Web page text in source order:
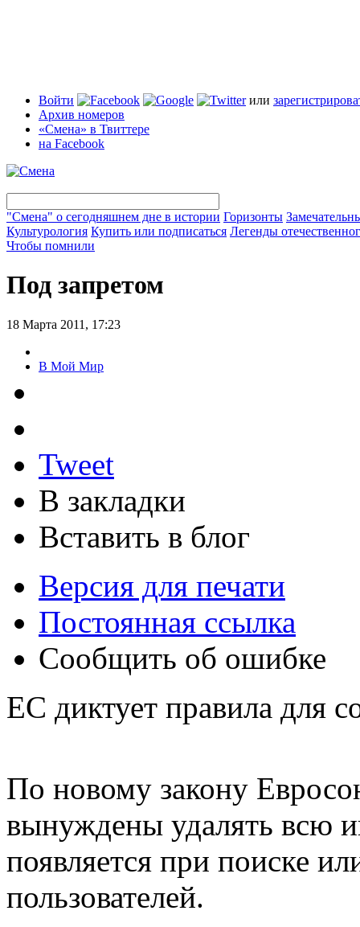
Войти или
Архив номеров
«Смена» в Твиттере
на Facebook
"Смена" о сегодняшнем дне в истории Горизонты
Культурология Купить или подписаться Легенды
Чтобы помнили
Под запретом
18 Марта 2011, 17:23
В Мой Мир
Tweet
В закладки
Вставить в блог
Версия для печати
Постоянная ссылка
Сообщить об ошибке
ЕС диктует правила для
По новому закону
вынуждены удалять всю
появляется при поиске
пользователей.